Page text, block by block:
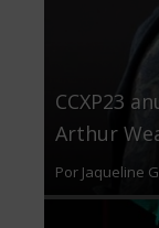
CCXP23
Arthur
Por Jaqueline